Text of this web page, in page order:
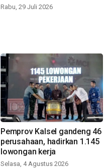
Rabu, 29 Juli 2026
Pemprov Kalsel gandeng 46
perusahaan, hadirkan 1.145
lowongan kerja
Selasa, 4 Agustus 2026